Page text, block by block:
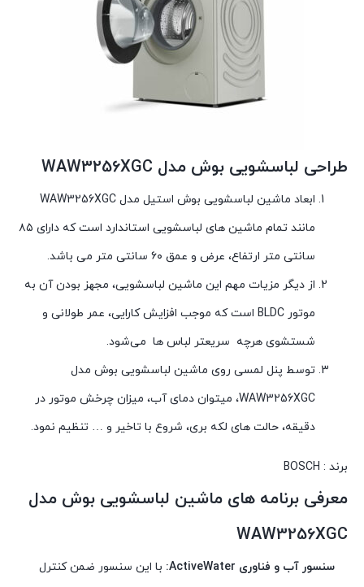
طراحی لباسشویی بوش مدل WAW3256XGC
ابعاد ماشین لباسشویی بوش استیل مدل WAW3256XGC
مانند تمام ماشین های لباسشویی استاندارد است که دارای ۸۵
سانتی متر ارتفاع، عرض و عمق ۶۰ سانتی متر می باشد.
از دیگر مزیات مهم این ماشین لباسشویی، مجهز بودن آن به
موتور BLDC است که موجب افزایش کارایی، عمر طولانی و
شستشوی هرچه سریعتر لباس ها می‌شود.
توسط پنل لمسی روی ماشین لباسشویی بوش مدل
WAW3256XGC، میتوان دمای آب، میزان چرخش موتور در
دقیقه، حالت های لکه بری، شروع با تاخیر و … تنظیم نمود.
برند : BOSCH
معرفی برنامه های ماشین لباسشویی بوش مدل
WAW3256XGC
سنسور آب و فناوری ActiveWater:
با این سنسور ضمن کنترل